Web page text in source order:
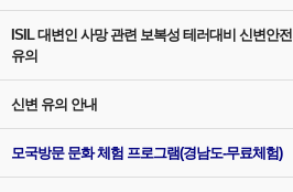
ISIL 대변인 사망 관련 보복성 테러대비 신변안전
유의
신변 유의 안내
모국방문 문화 체험 프로그램(경남도-무료체험)